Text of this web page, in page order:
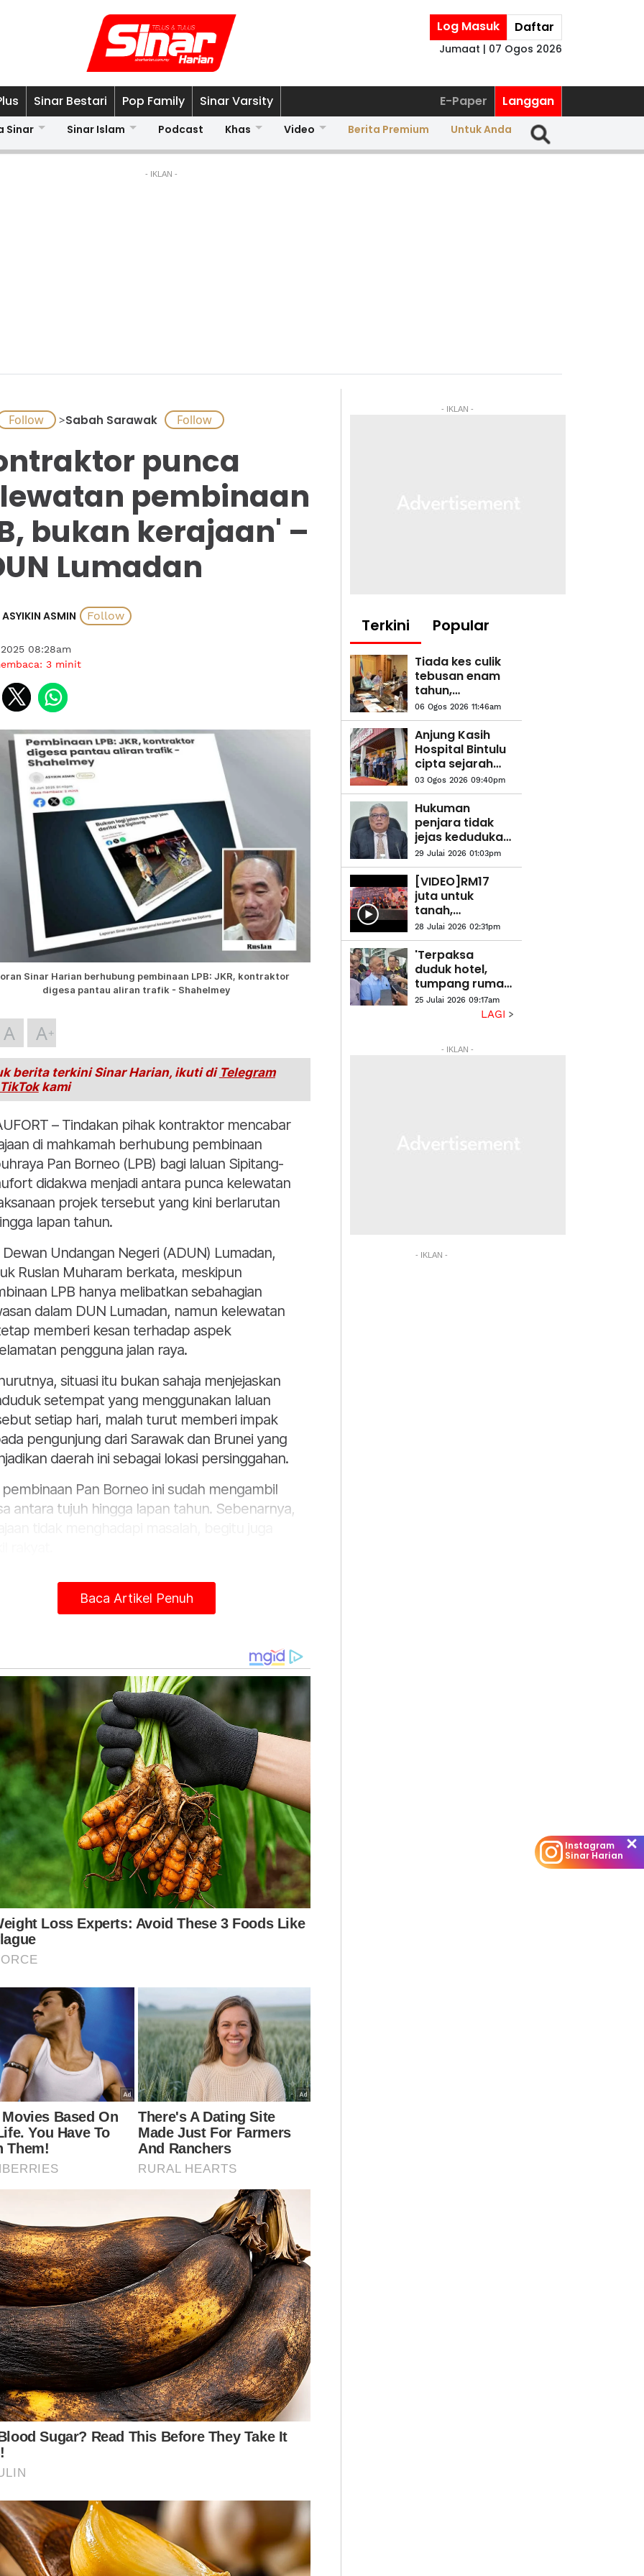
Log Masuk Daftar
Jumaat | 07 Ogos 2026
Sinar Bestari Pop Family Sinar Varsity E-Paper Langgan
Sinar Sinar Islam Podcast Khas Video Berita Premium Untuk Anda
- IKLAN -
>Sabah Sarawak
punca
pembinaan
bukan kerajaan' –
Lumadan
ASYIKIN ASMIN
08:28am
3minit
Sinar Harian berhubung pembinaan LPB: JKR, kontraktor
digesa pantau aliran trafik - Shahelmey
A A
berita terkini Sinar Harian, ikuti di Telegram
TikTokkami
– Tindakan pihak kontraktor mencabar
di mahkamah berhubung pembinaan
Pan Borneo (LPB) bagi laluan Sipitang-
didakwa menjadi antara punca kelewatan
projek tersebut yang kini berlarutan
lapan tahun.
Dewan Undangan Negeri (ADUN) Lumadan,
Ruslan Muharam berkata, meskipun
LPB hanya melibatkan sebahagian
dalam DUN Lumadan, namun kelewatan
memberi kesan terhadap aspek
pengguna jalan raya.
situasi itu bukan sahaja menjejaskan
setempat yang menggunakan laluan
setiap hari, malah turut memberi impak
pengunjung dari Sarawak dan Brunei yang
daerah ini sebagai lokasi persinggahan.
pembinaan Pan Borneo ini sudah mengambil
antara tujuh hingga lapan tahun. Sebenarnya,
sudah pun menyalurkan dana dan
kontraktor, manakala wakil rakyat juga
membawa isu ini ke peringkat lebih tinggi. Ini
yang kita lihat kini ialah kegagalan pihak
bukan kerajaan," katanya ketika ditemui
Harian pada Rabu.
berkata demikian ketika diminta mengulas isu
pembinaan LPB yang menimbulkan
pengguna, khususnya dari aspek
berdasarkan laporan Sinar Harian
Isnin lalu.
berkata, pertukaran kerajaan daripada
Nasional (BN) kepada Parti Warisan dan kini
Rakyat Sabah (GRS) turut memberi
terhadap kelancaran projek, namun kerja-
pembinaan tetap diteruskan ketika ini.
rekod, kontraktor terbabit telah
kes ke mahkamah atas alasan kerajaan
membuat bayaran.
perkara ini dibawa ke mahkamah,
memakan masa bertahun-tahun untuk
bukan satu atau dua bulan. Ini juga
antara punca utama kelewatan pembinaan
ujarnya.
Berkaitan:
Pembinaan LPB: JKR, kontraktor digesa pantau aliran
trafik - Shahelmey
Bukan lagi jalan raya, tapi 'jalan derita' ke Sipitang
katanya, tuntutan kontraktor itu
ditolak apabila mahkamah memutuskan
berpihak kepada kerajaan.
Baca Artikel Penuh
- IKLAN -
Terkini Popular
Tiada kes culik
tebusan enam
tahun,
pencapaian
keselamatan
Sabah
06 Ogos 2026 11:46am
Anjung Kasih
Hospital Bintulu
cipta sejarah
guna sistem
digital
03 Ogos 2026 09:40pm
Hukuman
penjara tidak
jejas kedudukan
Shafie Apdal
sebagai ADUN -
Speaker
29 Julai 2026 01:03pm
[VIDEO]RM17
juta untuk
tanah,
pampasan
projek naik
taraf jalan -
Alexander
28 Julai 2026 02:31pm
'Terpaksa
duduk hotel,
tumpang rumah
keluarga' -
air berlarutan
25 Julai 2026 09:17am
LAGI
- IKLAN -
- IKLAN -
Instagram
Sinar Harian